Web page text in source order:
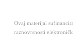
Ovaj materijal
raznovrsnosti